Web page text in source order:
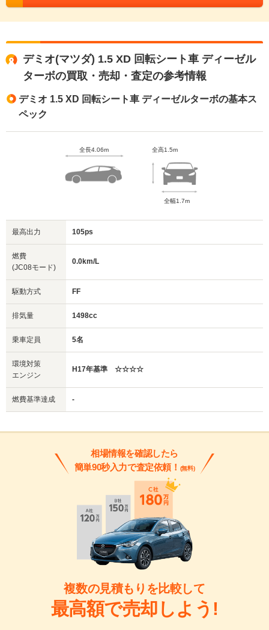
デミオ(マツダ) 1.5 XD 回転シート車 ディーゼル
ターボの買取・売却・査定の参考情報
デミオ 1.5 XD 回転シート車 ディーゼルターボの基本ス
ペック
全長4.06m 全高1.5m
全幅1.7m
最高出力 105ps
燃費
(JC08モード)
0.0km/L
駆動方式 FF
排気量 1498cc
乗車定員 5名
環境対策
エンジン
H17年基準 ☆☆☆☆
燃費基準達成 -
相場情報を確認したら
簡単90秒入力で査定依頼！ (無料)
複数の見積もりを比較して
最高額で売却しよう!